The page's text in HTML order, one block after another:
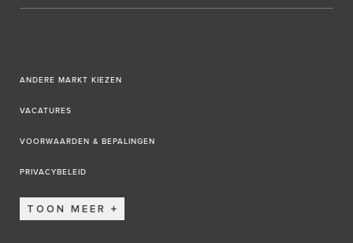
ANDERE MARKT KIEZEN
VACATURES
VOORWAARDEN & BEPALINGEN
PRIVACYBELEID
TOON MEER